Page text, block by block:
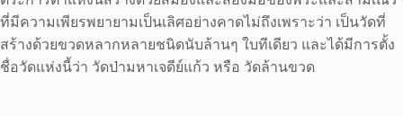
ที่มีความเพียรพยายามเป็นเลิศอย่างคาดไม่ถึงเพราะว่า เป็นวัดที่
สร้างด้วยขวดหลากหลายชนิดนับล้านๆ ใบทีเดียว และได้มีการตั้ง
ชื่อวัดแห่งนี้ว่า วัดป่ามหาเจดีย์แก้ว หรือ วัดล้านขวด